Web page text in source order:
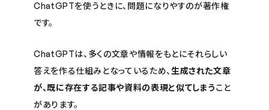
ChatGPTを使うときに、問題になりやすのが著作権
です。
ChatGPTは、多くの文章や情報をもとにそれらしい
答えを作る仕組みとなっているため、 生成された文章
が、既に存在する記事や資料の表現と似てしまうこと
があります。